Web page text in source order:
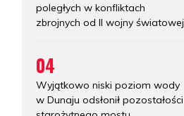
poległych w konfliktach
zbrojnych od II wojny światowej
04
Wyjątkowo niski poziom wody
w Dunaju odsłonił pozostałości